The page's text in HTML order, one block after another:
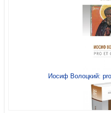
Иосиф Волоцкий: